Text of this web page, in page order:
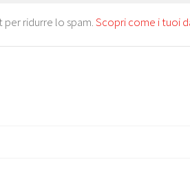
per ridurre lo spam.Scopri come i tuoi